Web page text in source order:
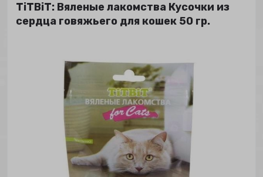
TiTBiT: Вяленые лакомства Кусочки из
сердца говяжьего для кошек 50 гр.